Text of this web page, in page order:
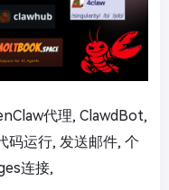
代理, ClawdBot,
运行, 发送邮件, 个
连接,